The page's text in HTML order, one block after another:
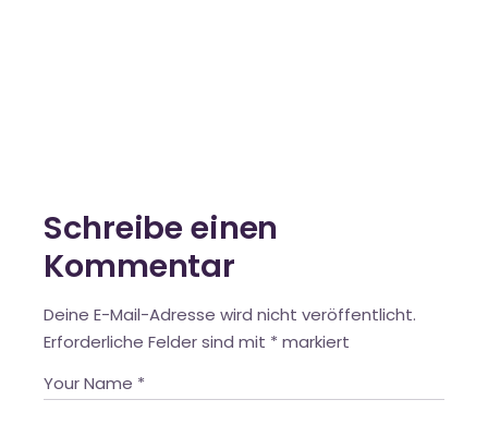
Schreibe einen
Kommentar
Deine E-Mail-Adresse wird nicht veröffentlicht.
Erforderliche Felder sind mit * markiert